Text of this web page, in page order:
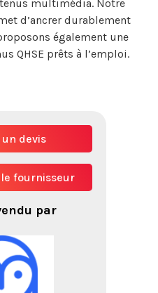
multimédia. Notre
d’ancrer durablement
également une
QHSE prêts à l’emploi.
devis
fournisseur
par